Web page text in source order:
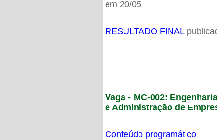
em 20/05
RESULTADO FINAL
Vaga - MC-002:
e Administração de
Conteúdo programático